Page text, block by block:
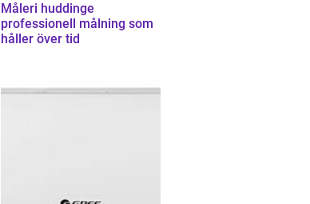
Måleri huddinge
professionell målning som
håller över tid